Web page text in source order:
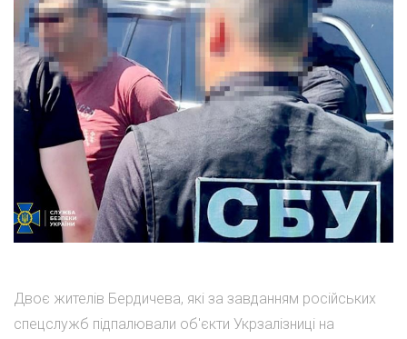
Двоє жителів Бердичева, які за завданням російських
спецслужб підпалювали об'єкти Укрзалізниці на